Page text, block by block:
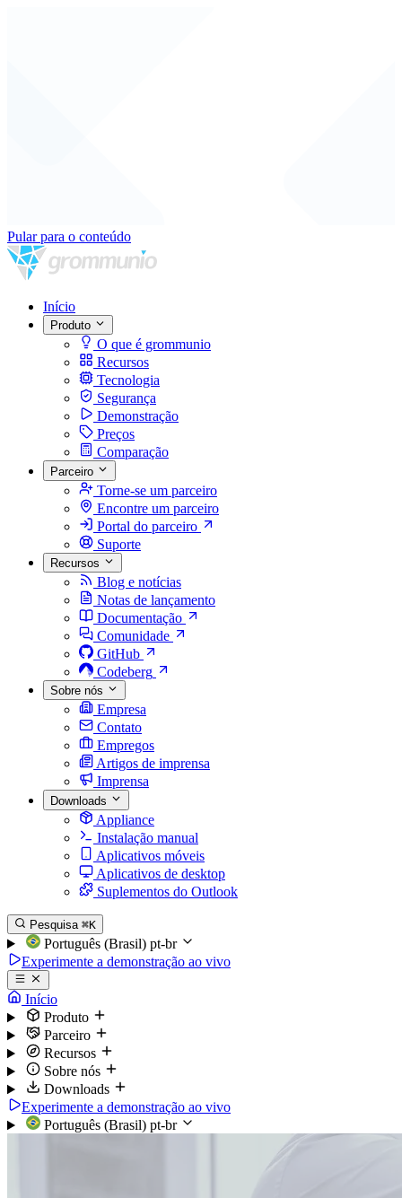
Pular para o conteúdo
Início
Produto
O que é grommunio
Recursos
Tecnologia
Segurança
Demonstração
Preços
Comparação
Parceiro
Torne-se um parceiro
Encontre um parceiro
Portal do parceiro
Suporte
Recursos
Blog e notícias
Notas de lançamento
Documentação
Comunidade
GitHub
Codeberg
Sobre nós
Empresa
Contato
Empregos
Artigos de imprensa
Imprensa
Downloads
Appliance
Instalação manual
Aplicativos móveis
Aplicativos de desktop
Suplementos do Outlook
Pesquisa ⌘K
Português (Brasil) pt-br
Experimente a demonstração ao vivo
Início
Produto
Parceiro
Recursos
Sobre nós
Downloads
Experimente a demonstração ao vivo
Português (Brasil) pt-br